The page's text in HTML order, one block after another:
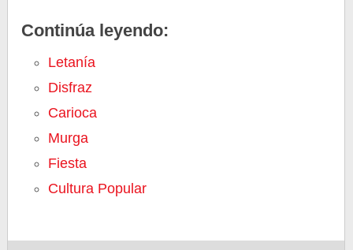
Continúa leyendo:
Letanía
Disfraz
Carioca
Murga
Fiesta
Cultura Popular